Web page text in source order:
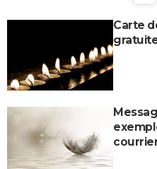
Carte